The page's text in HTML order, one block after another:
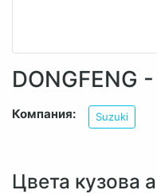
DONGFENG
Компания: Suzuki
Цвета кузова